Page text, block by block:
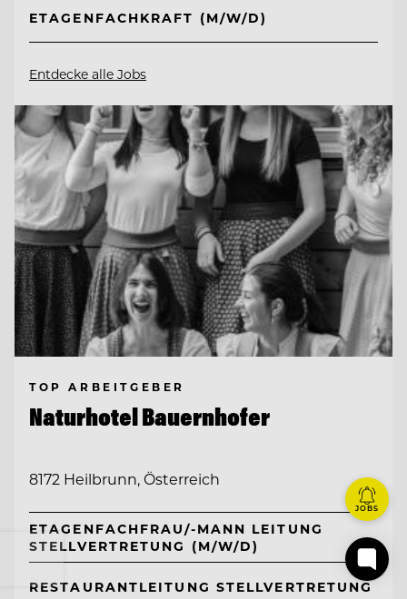
ETAGENFACHKRAFT (M/W/D)
Entdecke alle Jobs
TOP ARBEITGEBER
Naturhotel Bauernhofer
8172 Heilbrunn, Österreich
ETAGENFACHFRAU/-MANN LEITUNG
STELLVERTRETUNG (M/W/D)
RESTAURANTLEITUNG STELLVERTRETUNG
JOBS